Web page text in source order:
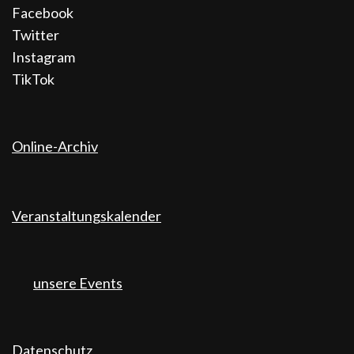
Facebook
Twitter
Instagram
TikTok
Online-Archiv
Veranstaltungskalender
unsere Events
Datenschutz